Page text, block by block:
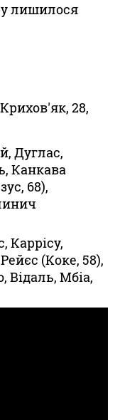
лишилося
28,
Дуглас,
Канкава
68),
Каррісу,
(Коке, 58),
Відаль, Мбіа,